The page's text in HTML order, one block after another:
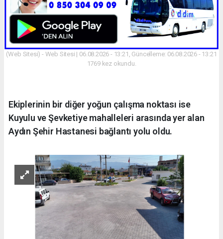
(Web Sitesi) - Web Sitesi | 06.08.2026 - 13:21, Güncelleme: 06.08.2026 - 13:21
1769 kez okundu.
Ekiplerinin bir diğer yoğun çalışma noktası ise
Kuyulu ve Şevketiye mahalleleri arasında yer alan
Aydın Şehir Hastanesi bağlantı yolu oldu.